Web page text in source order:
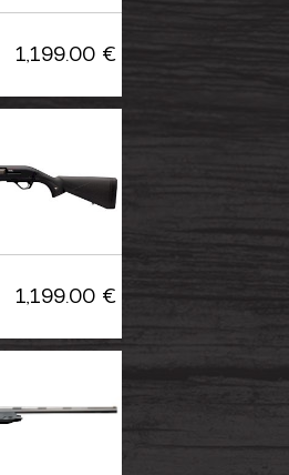
1,199.00 €
1,199.00 €